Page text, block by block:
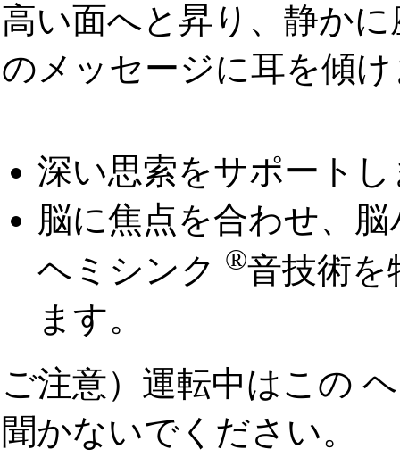
高い面へと昇り、静か
のメッセージに耳を傾
深い思索をサポート
脳に焦点を合わせ、
ヘミシンク ®音技術を
ます。
ご注意）運転中はこの
聞かないでください。